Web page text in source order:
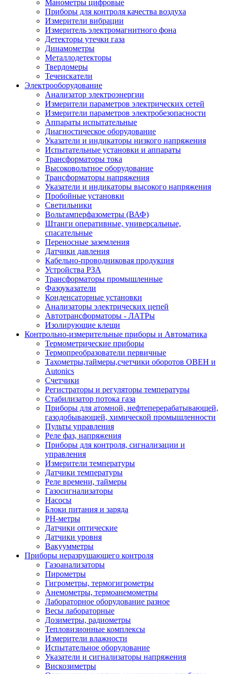
Манометры цифровые
Приборы для контроля качества воздуха
Измерители вибрации
Измеритель электромагнитного фона
Детекторы утечки газа
Динамометры
Металлодетекторы
Твердомеры
Течеискатели
Электрооборудование
Анализатор электроэнергии
Измерители параметров электрических сетей
Измерители параметров электробезопасности
Аппараты испытательные
Диагностическое оборудование
Указатели и индикаторы низкого напряжения
Испытательные установки и аппараты
Трансформаторы тока
Высоковольтное оборудование
Трансформаторы напряжения
Указатели и индикаторы высокого напряжения
Пробойные установки
Светильники
Вольтамперфазометры (ВАФ)
Штанги оперативные, универсальные,
спасательные
Переносные заземления
Датчики давления
Кабельно-проводниковая продукция
Устройства РЗА
Трансформаторы промышленные
Фазоуказатели
Конденсаторные установки
Анализаторы электрических цепей
Автотрансформаторы - ЛАТРы
Изолирующие клещи
Контрольно-измерительные приборы и Автоматика
Термометрические приборы
Термопреобразователи первичные
Тахометры,таймеры,счетчики оборотов ОВЕН и
Autonics
Счетчики
Регистраторы и регуляторы температуры
Стабилизатор потока газа
Приборы для атомной, нефтеперерабатывающей,
газодобывающей, химической промышленности
Пульты управления
Реле фаз, напряжения
Приборы для контроля, сигнализации и
управления
Измерители температуры
Датчики температуры
Реле времени, таймеры
Газосигнализаторы
Насосы
Блоки питания и заряда
PH-метры
Датчики оптические
Датчики уровня
Вакуумметры
Приборы неразрушающего контроля
Газоанализаторы
Пирометры
Гигрометры, термогигрометры
Анемометры, термоанемометры
Лабораторное оборудование разное
Весы лабораторные
Дозиметры, радиометры
Тепловизионные комплексы
Измерители влажности
Испытательное оборудование
Указатели и сигнализаторы напряжения
Вискозиметры